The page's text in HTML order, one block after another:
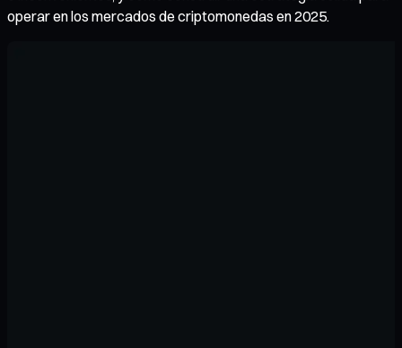
operar en los mercados de criptomonedas en 2025.